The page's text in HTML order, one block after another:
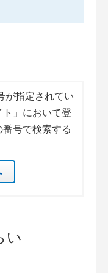
が指定されてい
」において登
号で検索する
い